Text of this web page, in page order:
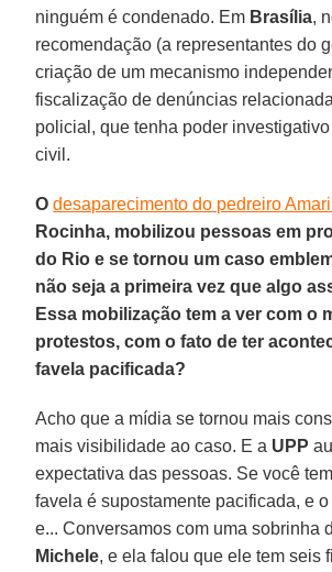
ninguém é condenado. Em Brasília,
recomendação (a representantes do
criação de um mecanismo
fiscalização de denúncias
policial, que tenha poder
civil.
Odesaparecimento do pedreiro
Rocinha, mobilizou pessoas em
do Rio e se tornou um caso
não seja a primeira vez que algo
Essa mobilização tem a ver com o
protestos, com o fato de ter
favela pacificada?
Acho que a mídia se tornou mais
mais visibilidade ao caso. E a UPP
expectativa das pessoas. Se você
favela é supostamente pacificada, e
e... Conversamos com uma sobrinha
Michele, e ela falou que ele tem seis